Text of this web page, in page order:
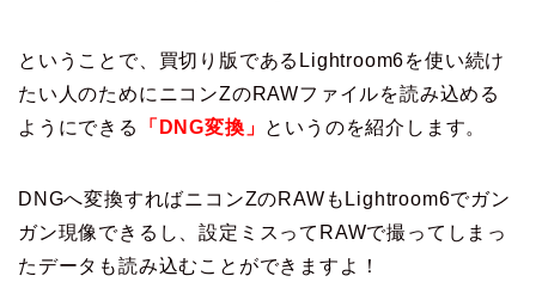
ということで、買切り版であるLightroom6を使い続け
たい人のためにニコンZのRAWファイルを読み込める
ようにできる
「DNG変換」 というのを紹介します。
DNGへ変換すればニコンZのRAWもLightroom6でガン
ガン現像できるし、設定ミスってRAWで撮ってしまっ
たデータも読み込むことができますよ！